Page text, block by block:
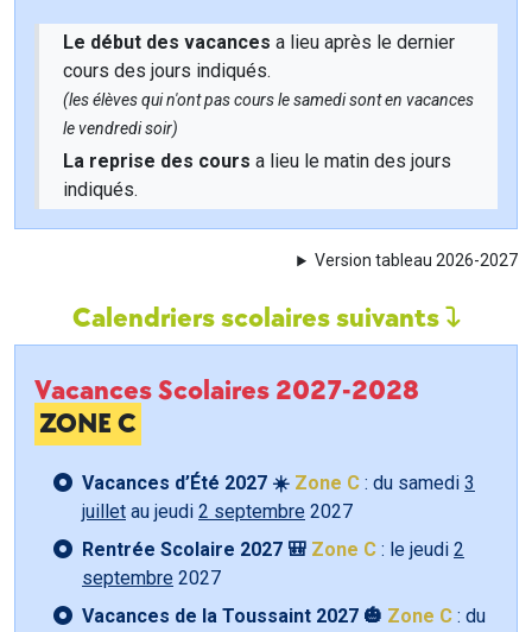
Le début des vacances a lieu après le dernier
cours des jours indiqués.
(les élèves qui n'ont pas cours le samedi sont en vacances
le vendredi soir)
La reprise des cours a lieu le matin des jours
indiqués.
Version tableau 2026-2027
Calendriers scolaires suivants
Vacances Scolaires 2027-2028
ZONE C
Vacances d’Été 2027 ☀️ Zone C : du samedi 3
juillet au jeudi 2 septembre 2027
Rentrée Scolaire 2027 🎒 Zone C : le jeudi 2
septembre 2027
Vacances de la Toussaint 2027 🎃 Zone C : du